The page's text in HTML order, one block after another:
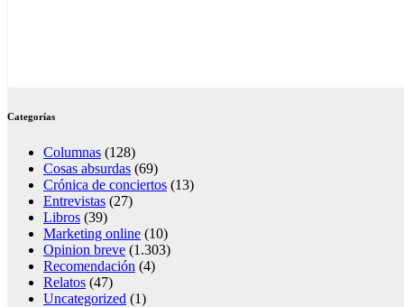
Categorías
Columnas (128)
Cosas absurdas (69)
Crónica de conciertos (13)
Entrevistas (27)
Libros (39)
Marketing online (10)
Opinion breve (1.303)
Recomendación (4)
Relatos (47)
Uncategorized (1)